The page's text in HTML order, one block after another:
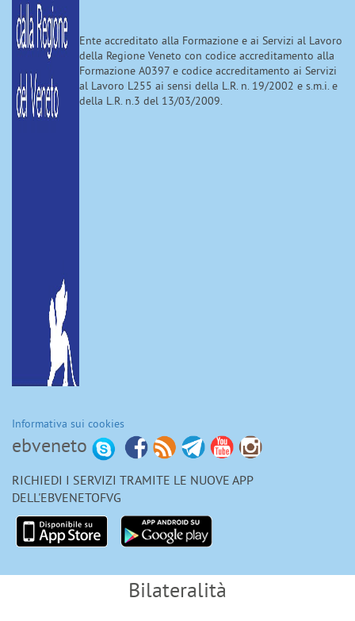
Ente accreditato alla Formazione e ai Servizi al Lavoro
della Regione Veneto con codice accreditamento alla
Formazione A0397 e codice accreditamento ai Servizi
al Lavoro L255 ai sensi della L.R. n. 19/2002 e s.m.i. e
della L.R. n.3 del 13/03/2009.
Informativa sui cookies
ebveneto
RICHIEDI I SERVIZI TRAMITE LE NUOVE APP
DELL'EBVENETOFVG
Bilateralità